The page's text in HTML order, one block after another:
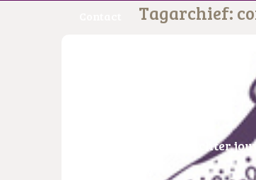
Tagarchief:
Wat is het verhaal achter